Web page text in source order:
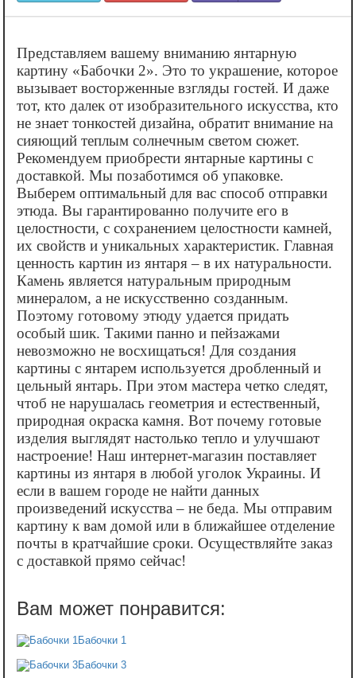
Представляем вашему вниманию янтарную
картину «‎Бабочки 2». Это то украшение, которое
вызывает восторженные взгляды гостей. И даже
тот, кто далек от изобразительного искусства, кто
не знает тонкостей дизайна, обратит внимание на
сияющий теплым солнечным светом сюжет.
Рекомендуем приобрести янтарные картины с
доставкой. Мы позаботимся об упаковке.
Выберем оптимальный для вас способ отправки
этюда. Вы гарантированно получите его в
целостности, с сохранением целостности камней,
их свойств и уникальных характеристик. Главная
ценность картин из янтаря – в их натуральности.
Камень является натуральным природным
минералом, а не искусственно созданным.
Поэтому готовому этюду удается придать
особый шик. Такими панно и пейзажами
невозможно не восхищаться! Для создания
картины с янтарем используется дробленный и
цельный янтарь. При этом мастера четко следят,
чтоб не нарушалась геометрия и естественный,
природная окраска камня. Вот почему готовые
изделия выглядят настолько тепло и улучшают
настроение! Наш интернет-магазин поставляет
картины из янтаря в любой уголок Украины. И
если в вашем городе не найти данных
произведений искусства – не беда. Мы отправим
картину к вам домой или в ближайшее отделение
почты в кратчайшие сроки. Осуществляйте заказ
с доставкой прямо сейчас!
Бабочки 1
Бабочки 3